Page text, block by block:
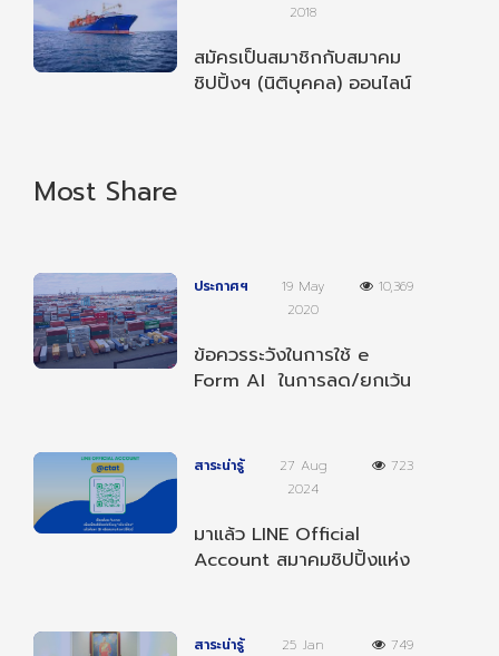
2018
สมัครเป็นสมาชิกกับสมาคม
ชิปปิ้งฯ (นิติบุคคล) ออนไลน์
Most Share
ประกาศฯ
19 May
2020
10,369
ข้อควรระวังในการใช้ e
Form AI ในการลด/ยกเว้น
สาระน่ารู้
27 Aug
2024
723
มาแล้ว LINE Official
Account สมาคมชิปปิ้งแห่ง
สาระน่ารู้
25 Jan
749